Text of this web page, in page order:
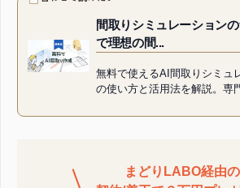
間取りシミュレーション
で理想の間...
無料で使えるAI間取りシミュ
の使い方と活用法を解説。専
間取りを作るコツをご紹介。
まどりLABO経由の